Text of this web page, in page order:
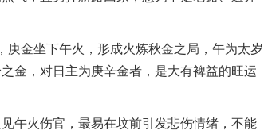
庚金坐下午火，形成火炼秋金之局，午为太岁
金，对日主为庚辛金者，是大有裨益的旺运
午火伤官，最易在坟前引发悲伤情绪，不能